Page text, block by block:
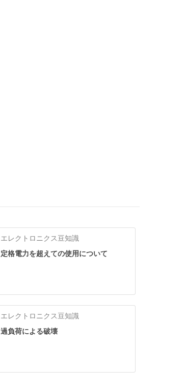
エレクトロニクス豆知識
定格電力を超えての使用について
エレクトロニクス豆知識
過負荷による破壊